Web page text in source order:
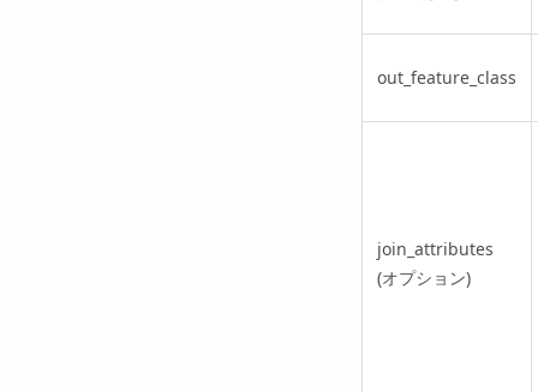
out_feature_class
join_attributes
(オプション)